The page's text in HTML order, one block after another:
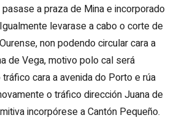
a praza de Mina e incorporado
levarase a cabo o corte de
non podendo circular cara a
de Vega, motivo polo cal será
cara a avenida do Porto e rúa
o tráfico dirección Juana de
incorpórese a Cantón Pequeño.